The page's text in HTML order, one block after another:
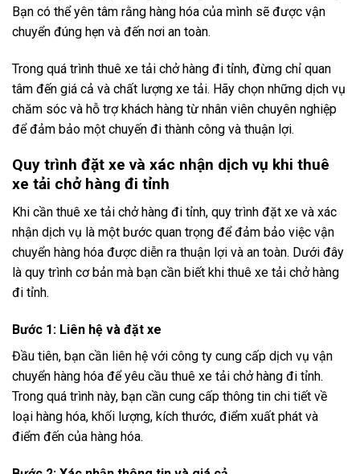
Bạn có thể yên tâm rằng hàng hóa của mình sẽ được vận
chuyển đúng hẹn và đến nơi an toàn.
Trong quá trình thuê xe tải chở hàng đi tỉnh, đừng chỉ quan
tâm đến giá cả và chất lượng xe tải. Hãy chọn những dịch vụ
chăm sóc và hỗ trợ khách hàng từ nhân viên chuyên nghiệp
để đảm bảo một chuyến đi thành công và thuận lợi.
Quy trình đặt xe và xác nhận dịch vụ khi thuê
xe tải chở hàng đi tỉnh
Khi cần thuê xe tải chở hàng đi tỉnh, quy trình đặt xe và xác
nhận dịch vụ là một bước quan trọng để đảm bảo việc vận
chuyển hàng hóa được diễn ra thuận lợi và an toàn. Dưới đây
là quy trình cơ bản mà bạn cần biết khi thuê xe tải chở hàng
đi tỉnh.
Bước 1: Liên hệ và đặt xe
Đầu tiên, bạn cần liên hệ với công ty cung cấp dịch vụ vận
chuyển hàng hóa để yêu cầu thuê xe tải chở hàng đi tỉnh.
Trong quá trình này, bạn cần cung cấp thông tin chi tiết về
loại hàng hóa, khối lượng, kích thước, điểm xuất phát và
điểm đến của hàng hóa.